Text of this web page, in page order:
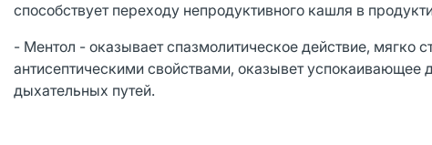
способствует переходу непродуктивного кашля в
- Ментол - оказывает спазмолитическое действие, мягко
антисептическими свойствами, оказывет
дыхательных путей.